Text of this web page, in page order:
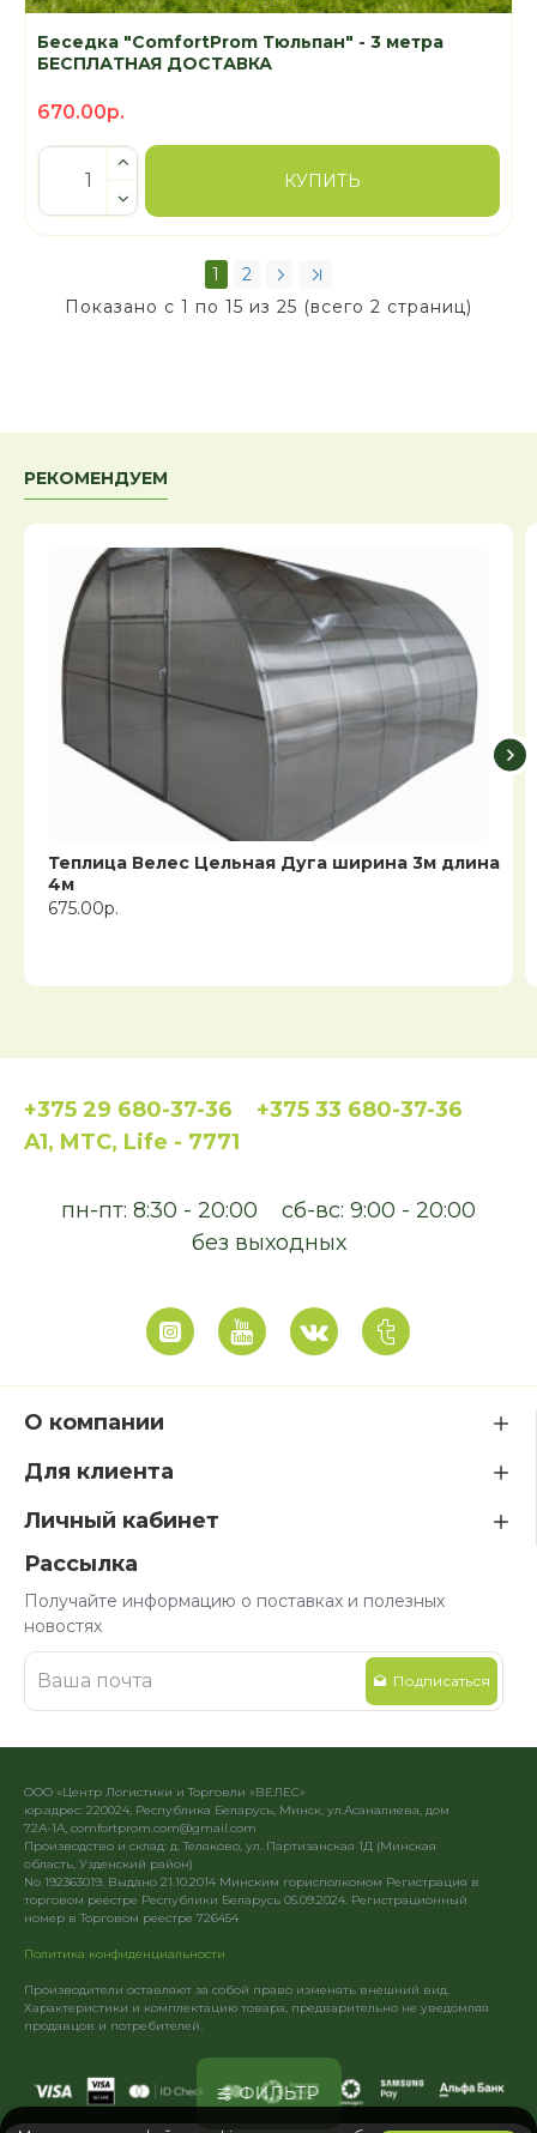
Беседка "ComfortProm Тюльпан" - 3 метра
БЕСПЛАТНАЯ ДОСТАВКА
670.00р.
КУПИТЬ
1
2
Показано с 1 по 15 из 25 (всего 2 страниц)
РЕКОМЕНДУЕМ
Теплица Велес Цельная Дуга ширина 3м длина
4м
675.00р.
+375 29 680-37-36
+375 33 680-37-36
A1, MTC, Life - 7771
пн-пт: 8:30 - 20:00
сб-вс: 9:00 - 20:00
без выходных
О компании
Для клиента
Личный кабинет
Рассылка
Получайте информацию о поставках и полезных
новостях
Подписаться
ООО «Центр Логистики и Торговли «ВЕЛЕС»
юр.адрес: 220024, Республика Беларусь, Минск, ул.Асаналиева, дом
72А-1А, comfortprom.com@gmail.com
Производство и склад: д. Теляково, ул. Партизанская 1Д (Минская
область, Узденский район)
No 192363019, Выдано 21.10.2014 Минским горисполкомом Регистрация в
торговом реестре Республики Беларусь 05.09.2024. Регистрационный
номер в Торговом реестре 726454
Политика конфиденциальности
Производители оставляют за собой право изменять внешний вид.
Характеристики и комплектацию товара, предварительно не уведомляя
продавцов и потребителей.
ФИЛЬТР